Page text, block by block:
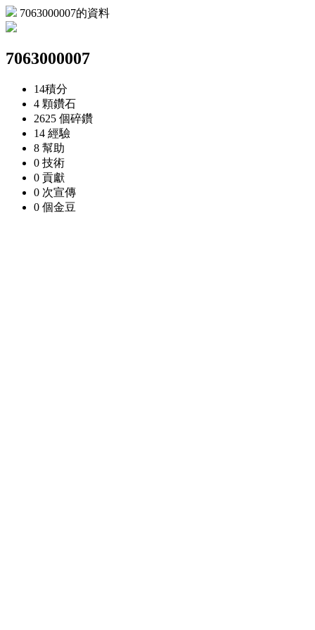
7063000007的資料
7063000007
14積分
4 顆鑽石
2625 個碎鑽
14 經驗
8 幫助
0 技術
0 貢獻
0 次宣傳
0 個金豆